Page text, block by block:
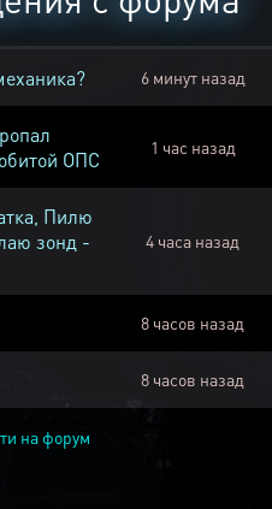
6 минут назад
ОПС
1 час назад
Пилю
зонд -
4 часа назад
8 часов назад
8 часов назад
на форум